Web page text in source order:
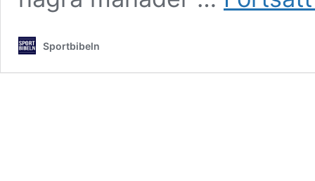
Sportbibeln